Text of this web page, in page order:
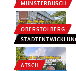
MÜNSTERBUSCH
OBERSTOLBERG
ATSCH